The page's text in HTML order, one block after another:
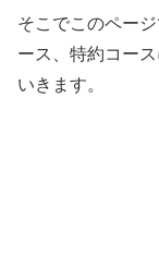
そこでこのペー
ース、特約コー
いきます。